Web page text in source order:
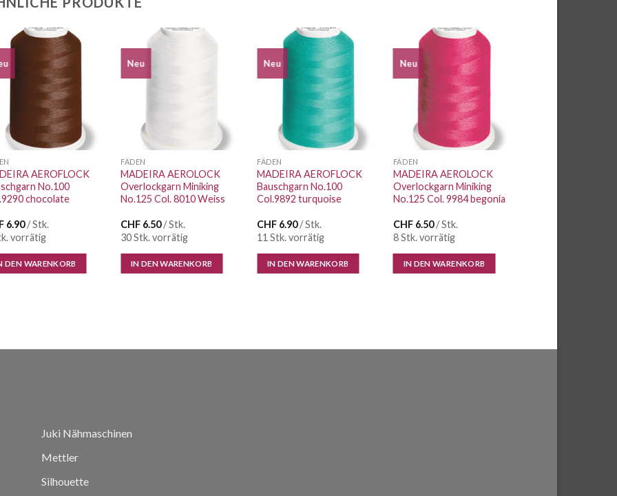
Auf die
Wunschliste
AEROFLOCK
No.100
chocolate
6.90/ Stk.
vorrätig
DEN WARENKORB
Neu
FÄDEN
MADEIRA AEROLOCK
Overlockgarn Miniking
No.125 Col. 8010 Weiss
CHF 6.50/ Stk.
30 Stk. vorrätig
IN DEN WARENKORB
Neu
Auf die
Wunschliste
FÄDEN
MADEIRA AEROFLOCK
Bauschgarn No.100
Col.9892 turquoise
CHF 6.90/ Stk.
11 Stk. vorrätig
IN DEN WARENKORB
Neu
Auf die
Wunschliste
FÄDEN
MADEIRA AEROLOCK
Overlockgarn Miniking
No.125 Col. 9984 begonia
CHF6.50/ Stk.
8 Stk. vorrätig
IN DEN WARENKORB
Juki Nähmaschinen
Mettler
Silhouette